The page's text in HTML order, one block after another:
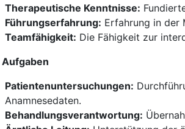
Therapeutische Kenntnisse:
Führungserfahrung: Erfahrung in der
Teamfähigkeit: Die Fähigkeit zur
Aufgaben
Patientenuntersuchungen:
Anamnesedaten.
Behandlungsverantwortung: